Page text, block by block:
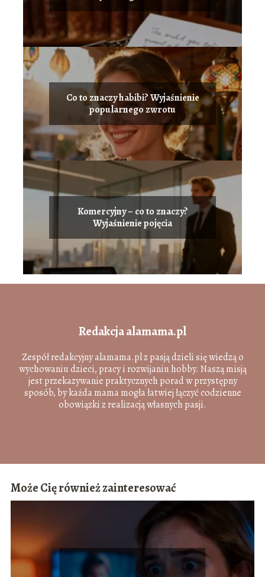
Co to znaczy habibi? Wyjaśnienie
popularnego zwrotu
Komercyjny – co to znaczy?
Wyjaśnienie pojęcia
Redakcja alamama.pl
Zespół redakcyjny alamama.pl z pasją dzieli się wiedzą o
wychowaniu dzieci, pracy i rozwijaniu hobby. Naszą misją
jest przekazywanie praktycznych porad w przystępny
sposób, by każda mama mogła łatwiej łączyć codzienne
obowiązki z realizacją własnych pasji.
Może Cię również zainteresować